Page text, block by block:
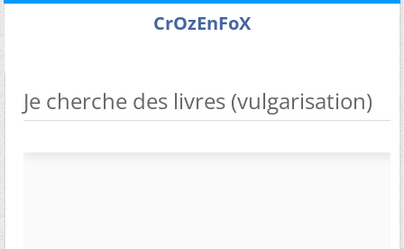
CrOzEnFoX
Je cherche des livres (vulgarisation)